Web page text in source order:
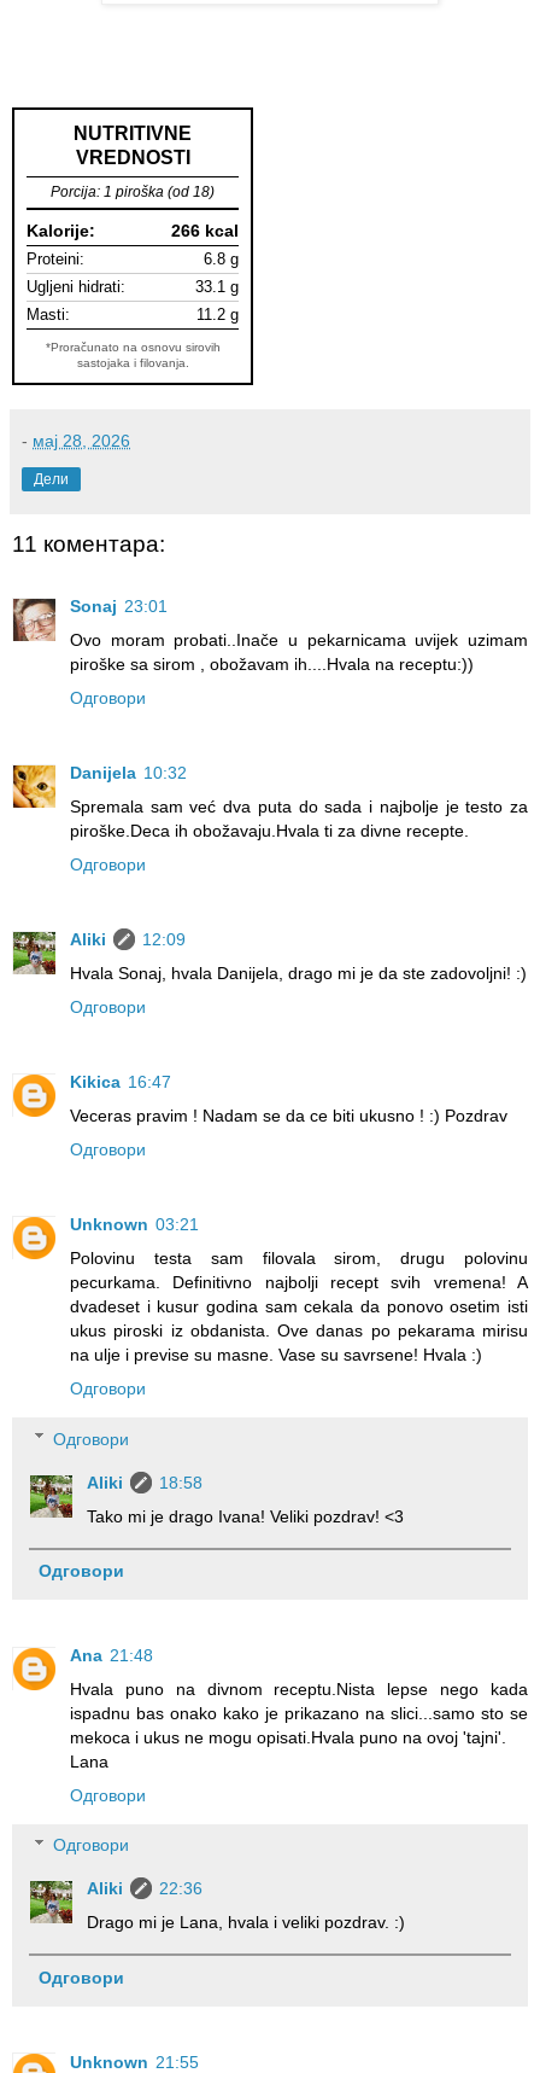
NUTRITIVNE
VREDNOSTI
Porcija: 1 piroška (od 18)
Kalorije: 266 kcal
Proteini:
6.8 g
Ugljeni hidrati:
33.1 g
Masti:
11.2 g
*Proračunato na osnovu sirovih
sastojaka i filovanja.
- мај 28, 2026
Дели
11 коментара:
Sonaj 23:01
Ovo moram probati..Inače u pekarnicama uvijek uzimam
piroške sa sirom , obožavam ih....Hvala na receptu:))
Одговори
Danijela 10:32
Spremala sam već dva puta do sada i najbolje je testo za
piroške.Deca ih obožavaju.Hvala ti za divne recepte.
Одговори
Aliki
12:09
Hvala Sonaj, hvala Danijela, drago mi je da ste zadovoljni! :)
Одговори
Kikica 16:47
Veceras pravim ! Nadam se da ce biti ukusno ! :) Pozdrav
Одговори
Unknown 03:21
Polovinu testa sam filovala sirom, drugu polovinu
pecurkama. Definitivno najbolji recept svih vremena! A
dvadeset i kusur godina sam cekala da ponovo osetim isti
ukus piroski iz obdanista. Ove danas po pekarama mirisu
na ulje i previse su masne. Vase su savrsene! Hvala :)
Одговори
Одговори
Aliki
18:58
Tako mi je drago Ivana! Veliki pozdrav! <3
Одговори
Ana 21:48
Hvala puno na divnom receptu.Nista lepse nego kada
ispadnu bas onako kako je prikazano na slici...samo sto se
mekoca i ukus ne mogu opisati.Hvala puno na ovoj 'tajni'.
Lana
Одговори
Одговори
Aliki
22:36
Drago mi je Lana, hvala i veliki pozdrav. :)
Одговори
Unknown 21:55